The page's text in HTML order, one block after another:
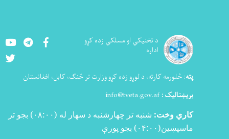
د تخنيکي او مسلکي زده کړو
اداره
YoutubeLinkedIn
پته: څلورمه کارته، د لوړو زده کړو وزارت تر څنګ، کابل، افغانستان
بریښنالیک : info@tveta.gov.af
کاري وخت: شنبه تر چهارشنبه د سهار له (۰۸:۰۰)
بجو تر
ماسپښین(۰۴:۰۰) بجو پورې